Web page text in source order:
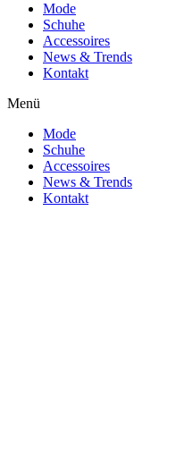
Mode
Schuhe
Accessoires
News & Trends
Kontakt
Menü
Mode
Schuhe
Accessoires
News & Trends
Kontakt